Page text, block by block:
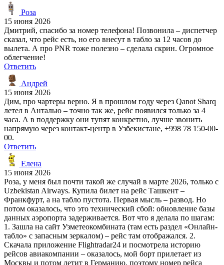
Роза
15 июня 2026
Дмитрий, спасибо за номер телефона! Позвонила – диспетчер
сказал, что рейс есть, но его внесут в табло за 12 часов до
вылета. А про PNR тоже полезно – сделала скрин. Огромное
облегчение!
Ответить
Андрей
15 июня 2026
Дим, про чартеры верно. Я в прошлом году через Qanot Sharq
летел в Анталью – точно так же, рейс появился только за 4
часа. А в поддержку они тупят конкретно, лучше звонить
напрямую через контакт-центр в Узбекистане, +998 78 150-00-
00.
Ответить
Елена
15 июня 2026
Роза, у меня был почти такой же случай в марте 2026, только с
Uzbekistan Airways. Купила билет на рейс Ташкент –
Франкфурт, а на табло пустота. Первая мысль – развод. Но
потом оказалось, что это технический сбой: обновление базы
данных аэропорта задерживается. Вот что я делала по шагам:
1. Зашла на сайт Узметеокомбината (там есть раздел «Онлайн-
табло» с запасным зеркалом) – рейс там отображался. 2.
Скачала приложение Flightradar24 и посмотрела историю
рейсов авиакомпании – оказалось, мой борт прилетает из
Москвы и потом летит в Германию, поэтому номер рейса